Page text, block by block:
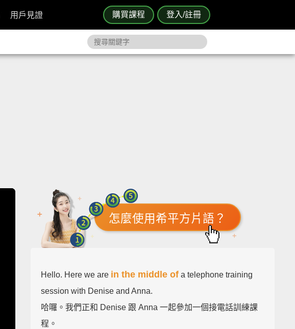
購買課程 登入/註冊
用戶見證
怎麼使用希平方片語？
Hello. Here we are in the middle of a telephone training
session with Denise and Anna.
哈囉。我們正和 Denise 跟 Anna 一起參加一個接電話訓練課
程。